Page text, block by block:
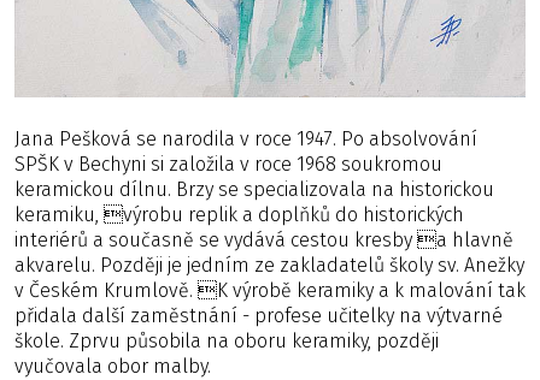
Jana Pešková se narodila v roce 1947. Po absolvování
SPŠK v Bechyni si založila v roce 1968 soukromou
keramickou dílnu. Brzy se specializovala na historickou
keramiku, výrobu replik a doplňků do historických
interiérů a současně se vydává cestou kresby a hlavně
akvarelu. Později je jedním ze zakladatelů školy sv. Anežky
v Českém Krumlově. K výrobě keramiky a k malování tak
přidala další zaměstnání - profese učitelky na výtvarné
škole. Zprvu působila na oboru keramiky, později
vyučovala obor malby.